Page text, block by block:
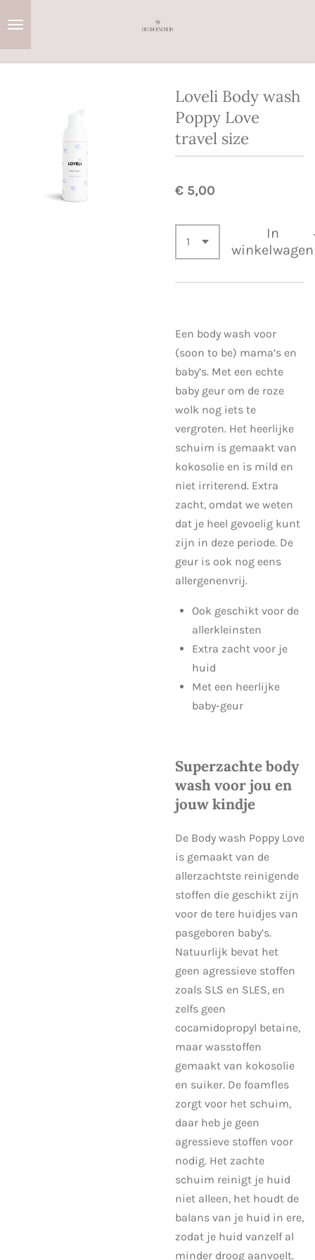
Loveli Body wash
Poppy Love
travel size
€ 5,00
In
winkelwagen
Een body wash voor
(soon to be) mama’s en
baby’s. Met een echte
baby geur om de roze
wolk nog iets te
vergroten. Het heerlijke
schuim is gemaakt van
kokosolie en is mild en
niet irriterend. Extra
zacht, omdat we weten
dat je heel gevoelig kunt
zijn in deze periode. De
geur is ook nog eens
allergenenvrij.
Ook geschikt voor de
allerkleinsten
Extra zacht voor je
huid
Met een heerlijke
baby-geur
Superzachte body
wash voor jou en
jouw kindje
De Body wash Poppy Love
is gemaakt van de
allerzachtste reinigende
stoffen die geschikt zijn
voor de tere huidjes van
pasgeboren baby’s.
Natuurlijk bevat het
geen agressieve stoffen
zoals SLS en SLES, en
zelfs geen
cocamidopropyl betaine,
maar wasstoffen
gemaakt van kokosolie
en suiker. De foamfles
zorgt voor het schuim,
daar heb je geen
agressieve stoffen voor
nodig. Het zachte
schuim reinigt je huid
niet alleen, het houdt de
balans van je huid in ere,
zodat je huid vanzelf al
minder droog aanvoelt.